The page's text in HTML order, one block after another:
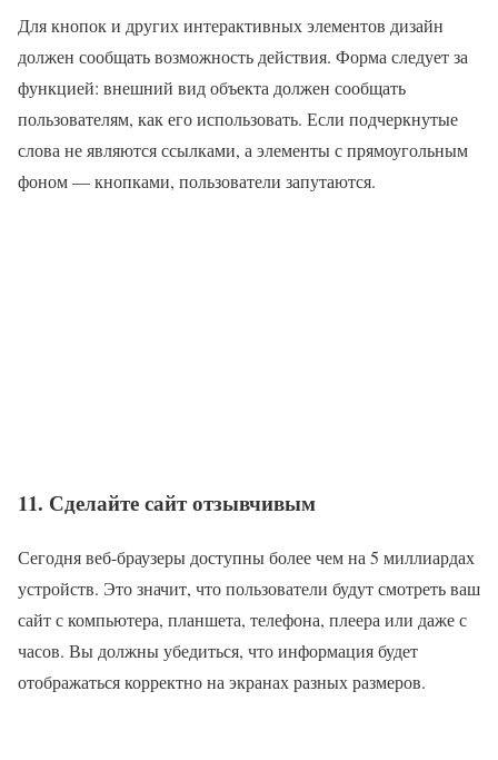
Для кнопок и других интерактивных элементов дизайн
должен сообщать возможность действия. Форма следует за
функцией: внешний вид объекта должен сообщать
пользователям, как его использовать. Если подчеркнутые
слова не являются ссылками, а элементы с прямоугольным
фоном — кнопками, пользователи запутаются.
11. Сделайте сайт отзывчивым
Сегодня веб-браузеры доступны более чем на 5 миллиардах
устройств. Это значит, что пользователи будут смотреть ваш
сайт с компьютера, планшета, телефона, плеера или даже с
часов. Вы должны убедиться, что информация будет
отображаться корректно на экранах разных размеров.